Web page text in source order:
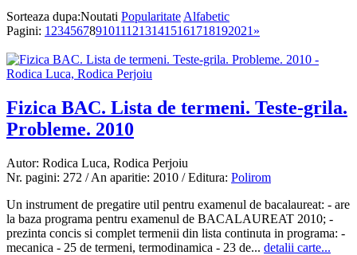
Sorteaza dupa:Noutati Popularitate Alfabetic
Pagini: 1 23456789101112131415161718192021 »
Fizica BAC. Lista de termeni. Teste-grila.
Probleme. 2010
Autor: Rodica Luca, Rodica Perjoiu
Nr. pagini: 272 / An aparitie: 2010 / Editura: Polirom
Un instrument de pregatire util pentru examenul de bacalaureat: - are
la baza programa pentru examenul de BACALAUREAT 2010; -
prezinta concis si complet termenii din lista continuta in programa: -
mecanica - 25 de termeni, termodinamica - 23 de... detalii carte...